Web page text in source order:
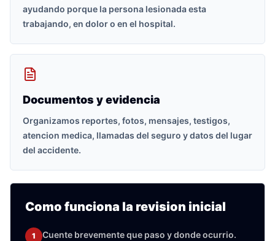
ayudando porque la persona lesionada esta
trabajando, en dolor o en el hospital.
Documentos y evidencia
Organizamos reportes, fotos, mensajes, testigos,
atencion medica, llamadas del seguro y datos del lugar
del accidente.
Como funciona la revision inicial
1 Cuente brevemente que paso y donde ocurrio.